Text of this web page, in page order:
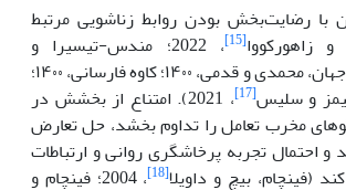
رضایت‌بخش بودن روابط زناشویی مرتبط
زاهورکووا[15]
، 2022؛ مندس-تیسیرا و
، 2021؛ جهان، محمدی و قدمی، ۱۴۰۰؛ کاوه فارسانی، ۱۴۰۰؛
و سلیس[17]
، 2021). امتناع از بخشش در
مخرب تعامل را تداوم بخشد، حل تعارض
و احتمال تجربه پرخاشگری روانی و ارتباطات
(فینچام، بیچ و داویلا[18]
، 2004؛ فینچام و